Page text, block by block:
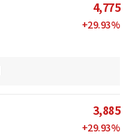
4,775
+29.93%
3,885
+29.93%